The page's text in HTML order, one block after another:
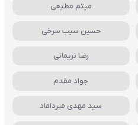
میثم مطیعی
حسین سیب سرخی
رضا نریمانی
جواد مقدم
سید مهدی میرداماد